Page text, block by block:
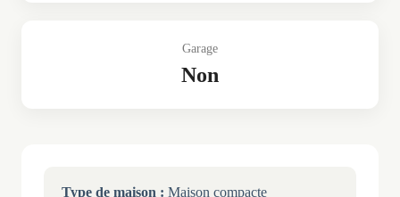
Garage
Non
Type de maison : Maison compacte